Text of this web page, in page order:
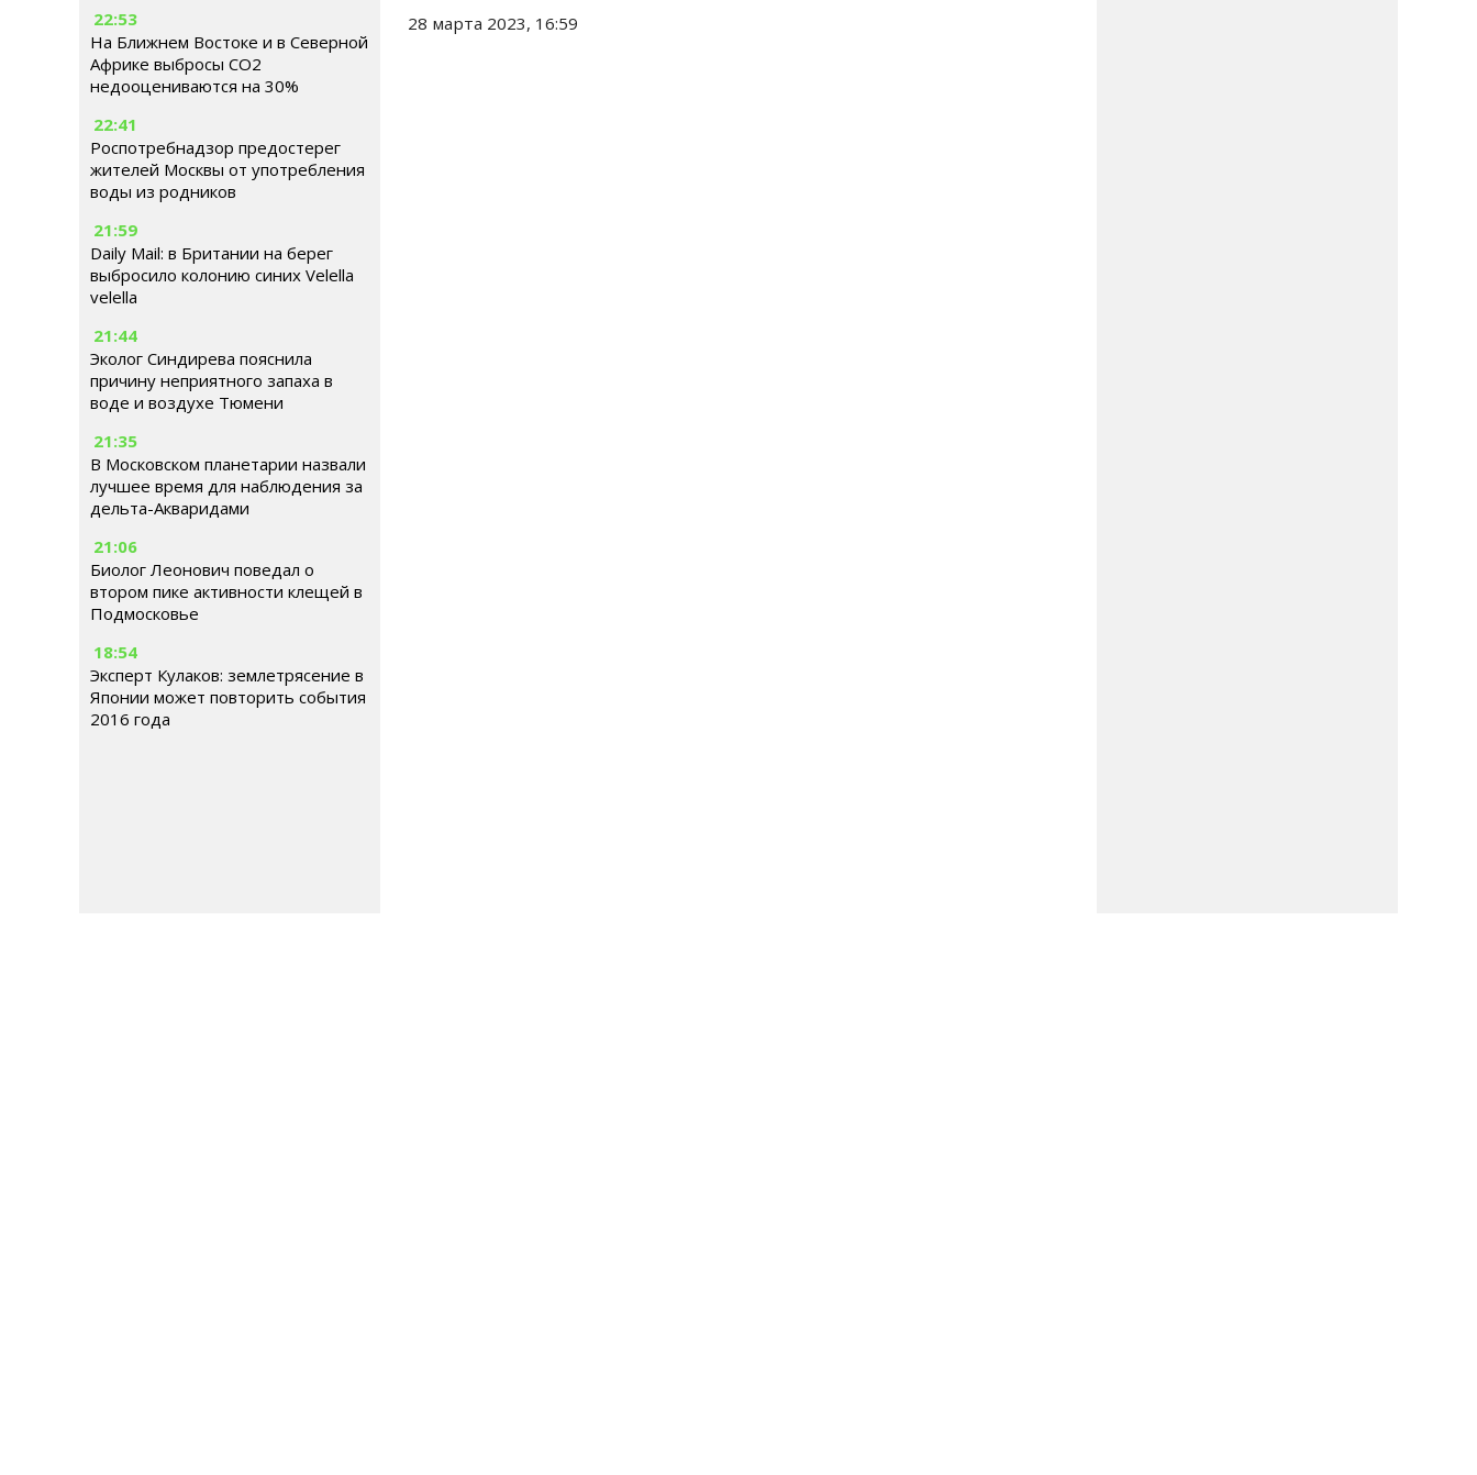
22:53
На Ближнем Востоке и в Северной
Африке выбросы CO2
недооцениваются на 30%
22:41
Роспотребнадзор предостерег
жителей Москвы от употребления
воды из родников
21:59
Daily Mail: в Британии на берег
выбросило колонию синих Velella
velella
21:44
Эколог Синдирева пояснила
причину неприятного запаха в
воде и воздухе Тюмени
21:35
В Московском планетарии назвали
лучшее время для наблюдения за
дельта-Акваридами
21:06
Биолог Леонович поведал о
втором пике активности клещей в
Подмосковье
18:54
Эксперт Кулаков: землетрясение в
Японии может повторить события
2016 года
28 марта 2023, 16:59